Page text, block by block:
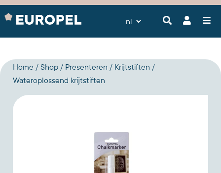
Home Shop Presenteren
Krijtstiften
Wateroplossend krijtstiften